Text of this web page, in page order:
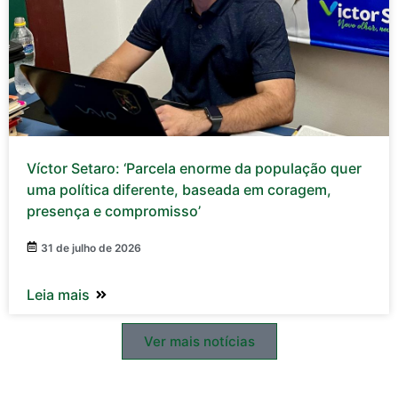
Víctor Setaro: ‘Parcela enorme da população quer
uma política diferente, baseada em coragem,
presença e compromisso’
31 de julho de 2026
Leia mais
Ver mais notícias